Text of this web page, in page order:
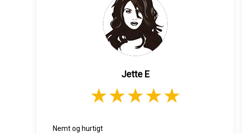
Jette E
Nemt og hurtigt